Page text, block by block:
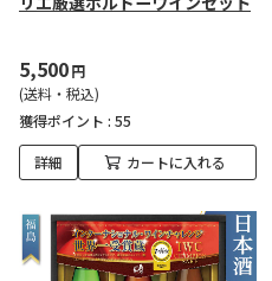
5,500円
(送料・税込)
獲得ポイント : 55
詳細 カートに入れる